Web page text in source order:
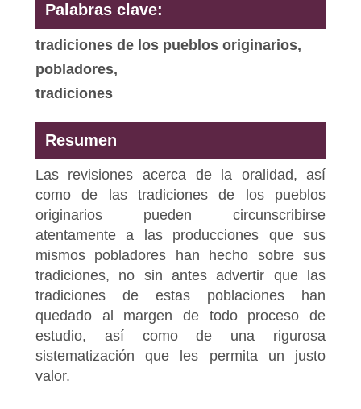
Palabras clave:
tradiciones de los pueblos originarios,
pobladores,
tradiciones
Resumen
Las revisiones acerca de la oralidad, así
como de las tradiciones de los pueblos
originarios pueden circunscribirse
atentamente a las producciones que sus
mismos pobladores han hecho sobre sus
tradiciones, no sin antes advertir que las
tradiciones de estas poblaciones han
quedado al margen de todo proceso de
estudio, así como de una rigurosa
sistematización que les permita un justo
valor.